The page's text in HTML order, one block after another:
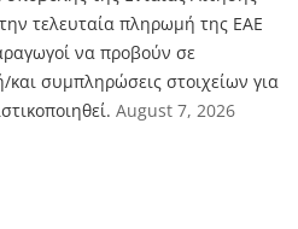
τελευταία πληρωμή της ΕΑΕ
να προβούν σε
και συμπληρώσεις στοιχείων για
August 7, 2026